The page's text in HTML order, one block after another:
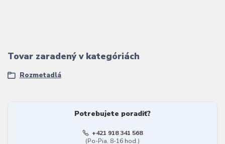
Tovar zaradený v kategóriách
Rozmetadlá
Potrebujete poradiť?
+421 918 341 568
(Po-Pia, 8-16 hod.)